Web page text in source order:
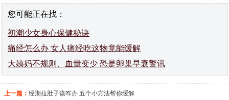
您可能正在找：
初潮少女身心保健秘诀
痛经怎么办 女人痛经吃这物竟能缓解
大姨妈不规则、血量变少 恐是卵巢早衰警讯
上一篇： 经期拉肚子该咋办 五个小方法帮你缓解